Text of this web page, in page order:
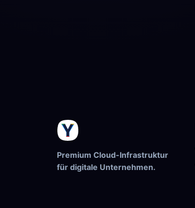
Premium Cloud-Infrastruktur
für digitale Unternehmen.